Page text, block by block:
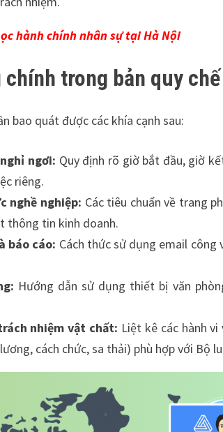
hành chính nhân sự tại Hà Nội
chính trong bản quy
bao quát được các khía cạnh sau:
ngơi: Quy định rõ giờ bắt đầu, giờ
riêng.
nghề nghiệp: Các tiêu chuẩn về trang
thông tin kinh doanh.
báo cáo: Cách thức sử dụng email công
Hướng dẫn sử dụng thiết bị văn
nhiệm vật chất: Liệt kê các hành
cách chức, sa thải) phù hợp với Bộ